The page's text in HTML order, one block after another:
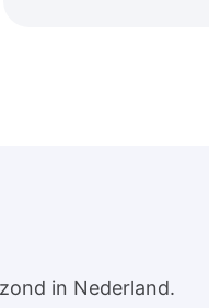
in Nederland.